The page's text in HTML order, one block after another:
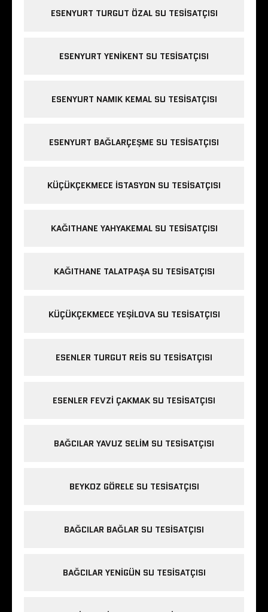
ESENYURT TURGUT ÖZAL SU TESISATÇISI
ESENYURT YENIKENT SU TESISATÇISI
ESENYURT NAMIK KEMAL SU TESISATÇISI
ESENYURT BAĞLARÇEŞME SU TESISATÇISI
KÜÇÜKÇEKMECE ISTASYON SU TESISATÇISI
KAĞITHANE YAHYAKEMAL SU TESISATÇISI
KAĞITHANE TALATPAŞA SU TESISATÇISI
KÜÇÜKÇEKMECE YEŞILOVA SU TESISATÇISI
ESENLER TURGUT REIS SU TESISATÇISI
ESENLER FEVZI ÇAKMAK SU TESISATÇISI
BAĞCILAR YAVUZ SELIM SU TESISATÇISI
BEYKOZ GÖRELE SU TESISATÇISI
BAĞCILAR BAĞLAR SU TESISATÇISI
BAĞCILAR YENIGÜN SU TESISATÇISI